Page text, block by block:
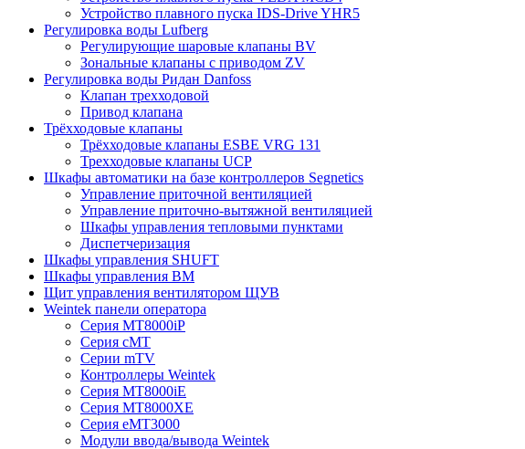
Устройство плавного пуска IDS-Drive YHR5
Регулировка воды Lufberg
Регулирующие шаровые клапаны BV
Зональные клапаны с приводом ZV
Регулировка воды Ридан Danfoss
Клапан трехходовой
Привод клапана
Трёхходовые клапаны
Трёхходовые клапаны ESBE VRG 131
Трехходовые клапаны UCP
Шкафы автоматики на базе контроллеров Segnetics
Управление приточной вентиляцией
Управление приточно-вытяжной вентиляцией
Шкафы управления тепловыми пунктами
Диспетчеризация
Шкафы управления SHUFT
Шкафы управления BM
Щит управления вентилятором ЩУВ
Weintek панели оператора
Серия MT8000iP
Серия cMT
Серии mTV
Контроллеры Weintek
Серия MT8000iE
Серия MT8000XE
Серия eMT3000
Модули ввода/вывода Weintek